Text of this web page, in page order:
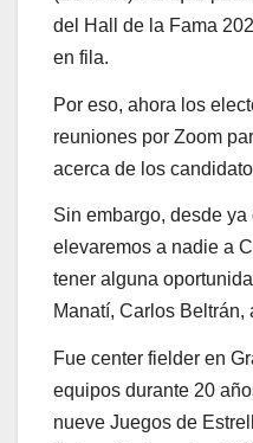
del Hall de la Fama
en fila.
Por eso, ahora los
reuniones por Zoom
acerca de los
Sin embargo, desde
elevaremos a nadie a
tener alguna
Manatí, Carlos Beltrán,
Fue center fielder en
equipos durante 20
nueve Juegos de